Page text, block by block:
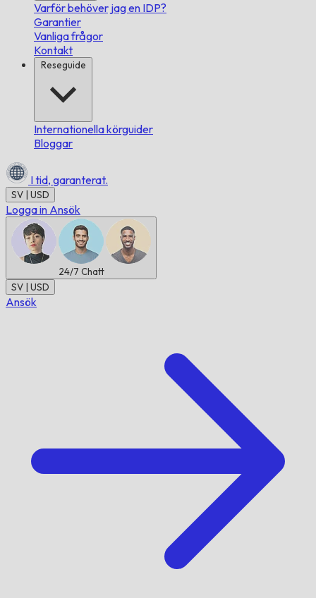
Varför behöver jag en IDP?
Garantier
Vanliga frågor
Kontakt
Reseguide
Internationella körguider
Bloggar
I tid, garanterat.
SV | USD
Logga in Ansök
24/7 Chatt
SV | USD
Ansök